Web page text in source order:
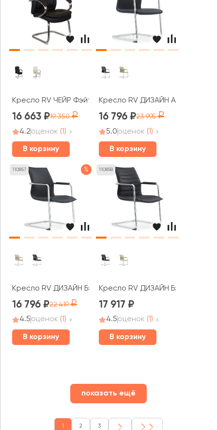
Кресло RV ЧЕЙР Фэйт / Fait (9024-4)
16 663 19 350
4.2оценок (1)
В корзину
Кресло RV ДИЗАЙН Аморе /
16 796 23 995
5.0оценок (1)
В корзину
110857 %
Кресло RV ДИЗАЙН Бэланс / Balance (C2413)
16 796 22 419
4.5оценок (1)
В корзину
110858
Кресло RV ДИЗАЙН Бэланс /
17 917
4.5оценок (1)
В корзину
показать ещё
1 2 3